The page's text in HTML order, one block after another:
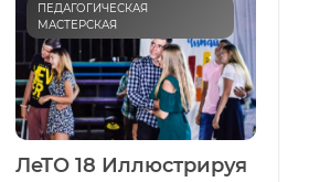
ПЕДАГОГИЧЕСКАЯ
МАСТЕРСКАЯ
ЛеТО 18 Иллюстрируя